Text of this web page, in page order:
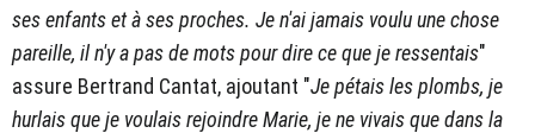
ses enfants et à ses proches. Je n'ai jamais voulu une chose
pareille, il n'y a pas de mots pour dire ce que je ressentais"
assure Bertrand Cantat, ajoutant "Je pétais les plombs, je
hurlais que je voulais rejoindre Marie, je ne vivais que dans la